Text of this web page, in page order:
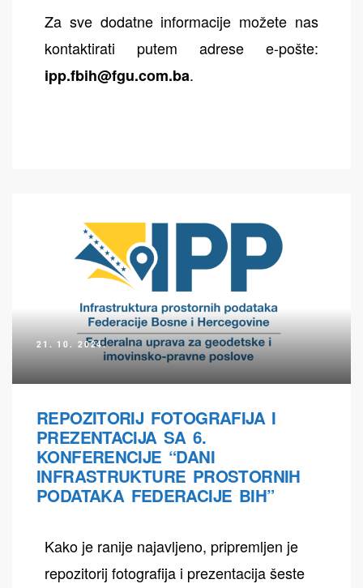
Za sve dodatne informacije možete nas
kontaktirati putem adrese e-pošte:
ipp.fbih@fgu.com.ba.
21. 10. 2024.
REPOZITORIJ FOTOGRAFIJA I
PREZENTACIJA SA 6.
KONFERENCIJE “DANI
INFRASTRUKTURE PROSTORNIH
PODATAKA FEDERACIJE BIH”
Kako je ranije najavljeno, pripremljen je
repozitorij fotografija i prezentacija šeste